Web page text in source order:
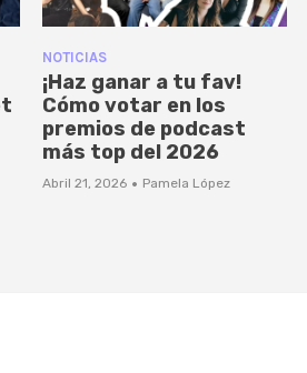
NOTICIAS
¡Haz ganar a tu fav!
Cómo votar en los
premios de podcast
más top del 2026
Abril 21, 2026 · Pamela López